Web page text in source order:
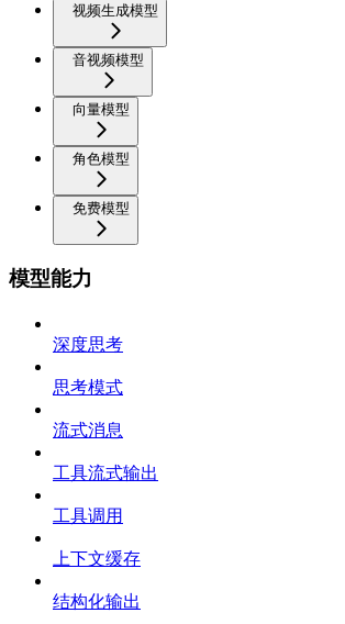
视频生成模型
音视频模型
向量模型
角色模型
免费模型
模型能力
深度思考
思考模式
流式消息
工具流式输出
工具调用
上下文缓存
结构化输出